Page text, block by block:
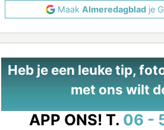
Maak Almeredagbladje
Heb je een leuke tip,
met ons wilt
APP ONS! T. 06 -